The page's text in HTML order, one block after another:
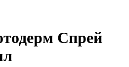
Спрей